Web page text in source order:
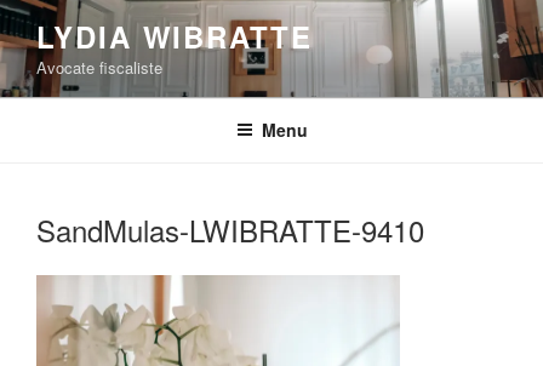
Aller
au
contenu
principal
LYDIA WIBRATTE
Avocate fiscaliste
Menu
SandMulas-LWIBRATTE-9410